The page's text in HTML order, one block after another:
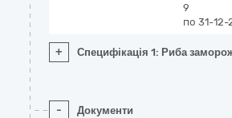
9
по 31-12-
+ Специфікація 1: Риба
- Документи